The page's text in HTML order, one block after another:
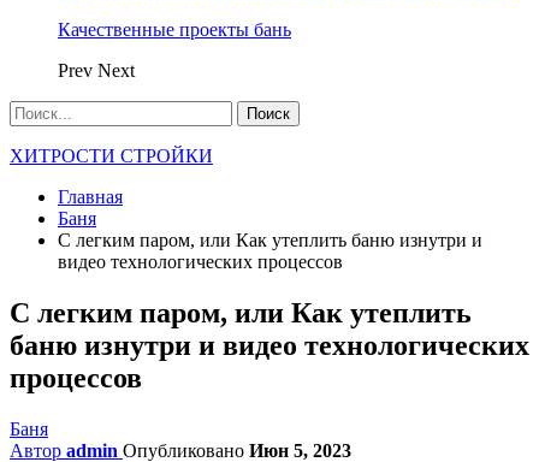
Качественные проекты бань
Prev Next
ХИТРОСТИ СТРОЙКИ
Главная
Баня
С легким паром, или Как утеплить баню изнутри и
видео технологических процессов
С легким паром, или Как утеплить
баню изнутри и видео технологических
процессов
Баня
Автор admin Опубликовано Июн 5, 2023